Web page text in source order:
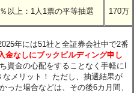
以上：1人1票の平等抽選 170万
年には51社と全証券会社中で2番
金なしにブックビルディング申し
資金の心配をすることなく手軽にI
メリット！
ただし、抽選結果が
った場合などは、その後6カ月間、